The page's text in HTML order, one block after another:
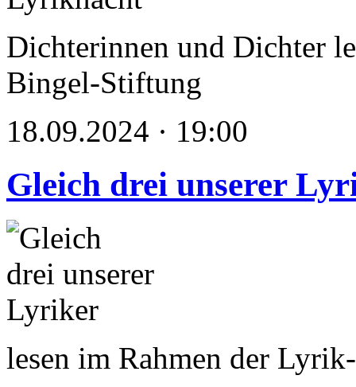
Dichterinnen und Dichter
Bingel-Stiftung
18.09.2024 · 19:00
Gleich drei unserer
lesen im Rahmen der